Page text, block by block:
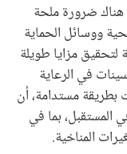
هناك ضرورة ملحة
ووسائل الحماية
مزايا طويلة
في الرعاية
بطريقة مستدامة، أن
بما في
المناخية.